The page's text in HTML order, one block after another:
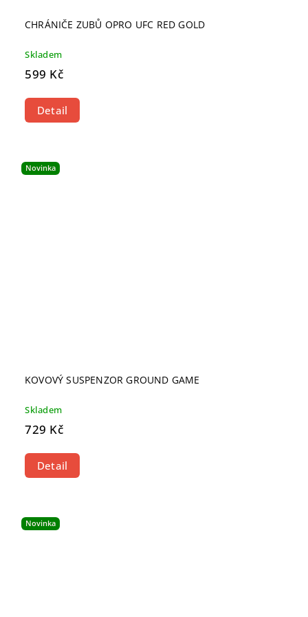
CHRÁNIČE ZUBŮ OPRO UFC RED GOLD
Skladem
599 Kč
Detail
Novinka
KOVOVÝ SUSPENZOR GROUND GAME
Skladem
729 Kč
Detail
Novinka